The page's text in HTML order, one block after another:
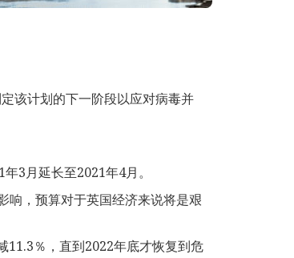
该计划的下一阶段以应对病毒并
3月延长至2021年4月。
响，预算对于英国经济来说将是艰
11.3％，直到2022年底才恢复到危